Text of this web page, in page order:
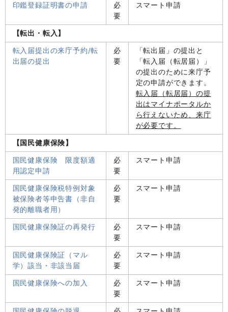
印鑑登録証明書の申請
必
要
スマート申請
【転出・転入】
転入届提出の来庁予約/転
出届の提出
必
要
「転出届」の提出と
「転入届（転居届）」
の提出のために来庁予
定の申請ができます。
転入届（転居届）の提
出はマイナポータルか
ら行えないため、来庁
が必要です。
【国民健康保険】
国民健康保険 限度額適
用認定申請
必
要
スマート申請
国民健康保険税特例対象
被保険者等申告書（非自
発的離職者用）
必
要
スマート申請
国民健康保険証の再発行
必
要
スマート申請
国民健康保険証（マル
学）該当・非該当届
必
要
スマート申請
国民健康保険への加入
必
要
スマート申請